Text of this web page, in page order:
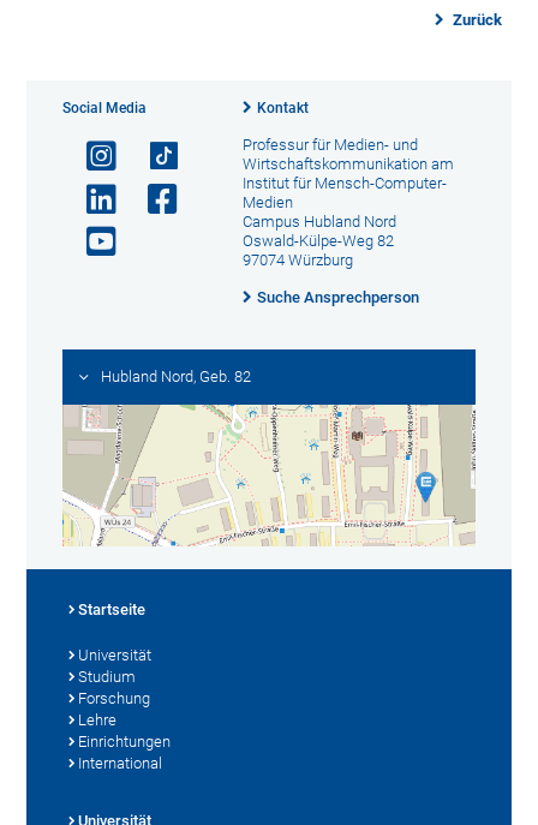
Zurück
Social Media Kontakt
Professur für Medien- und
Wirtschaftskommunikation am
Institut für Mensch-Computer-
Medien
Campus Hubland Nord
Oswald-Külpe-Weg 82
97074 Würzburg
Suche Ansprechperson
Hubland Nord, Geb. 82
Startseite
Universität
Studium
Forschung
Lehre
Einrichtungen
International
Universität